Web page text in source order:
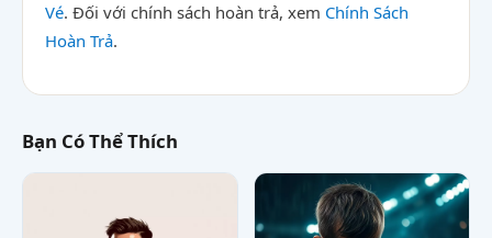
Vé. Đối với chính sách hoàn trả, xem Chính Sách
Hoàn Trả.
Bạn Có Thể Thích